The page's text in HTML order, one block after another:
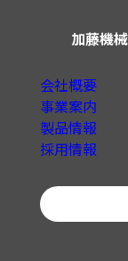
加藤機械
会社概要
事業案内
製品情報
採用情報